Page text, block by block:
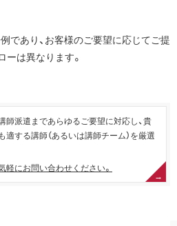
であり、お客様のご要望に応じてご提
ーは異なります。
師派遣まであらゆるご要望に対応し、貴
適する講師（あるいは講師チーム）を厳選
軽にお問い合わせください。